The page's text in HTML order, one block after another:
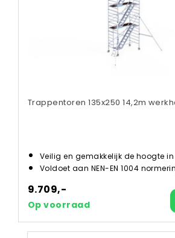
Trappentoren 135x250 14,2m
Veilig en gemakkelijk de hoogte in
Voldoet aan NEN-EN 1004
9.709,-
Op voorraad